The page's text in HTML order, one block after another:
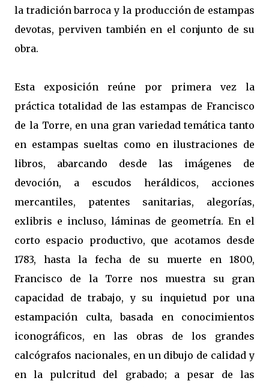
la tradición barroca y la producción de estampas
devotas, perviven también en el conjunto de su
obra.
Esta exposición reúne por primera vez la
práctica totalidad de las estampas de Francisco
de la Torre, en una gran variedad temática tanto
en estampas sueltas como en ilustraciones de
libros, abarcando desde las imágenes de
devoción, a escudos heráldicos, acciones
mercantiles, patentes sanitarias, alegorías,
exlibris e incluso, láminas de geometría. En el
corto espacio productivo, que acotamos desde
1783, hasta la fecha de su muerte en 1800,
Francisco de la Torre nos muestra su gran
capacidad de trabajo, y su inquietud por una
estampación culta, basada en conocimientos
iconográficos, en las obras de los grandes
calcógrafos nacionales, en un dibujo de calidad y
en la pulcritud del grabado; a pesar de las